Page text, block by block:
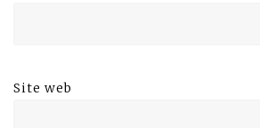
Site web